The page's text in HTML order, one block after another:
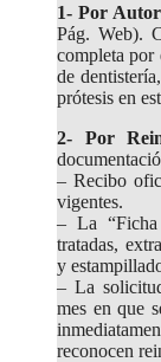
1- Por
Pág. Web).
completa por
de
prótesis en
2- Por
– Recibo
vigentes.
– La “Ficha
tratadas,
y
– La
mes en que
reconocen